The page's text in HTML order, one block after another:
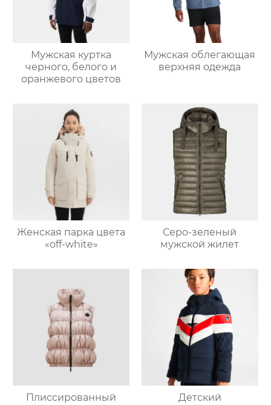
Мужская куртка
черного, белого и
оранжевого цветов
Мужская облегающая
верхняя одежда
Женская парка цвета
«off-white»
Серо-зеленый
мужской жилет
Плиссированный
Детский